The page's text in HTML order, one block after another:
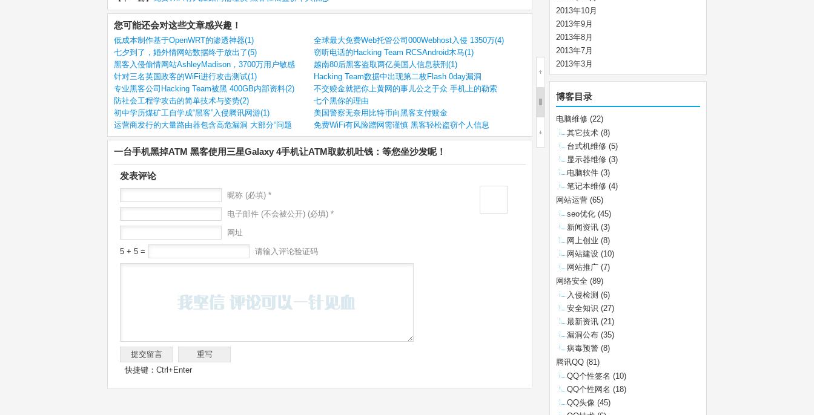
您可能还会对这些文章感兴趣！
低成本制作基于OpenWRT的渗透神器(1)
全球最大免费Web托管公司000Webhost入侵 1350万(4)
七夕到了，婚外情网站数据终于放出了(5)
窃听电话的Hacking Team RCSAndroid木马(1)
黑客入侵偷情网站AshleyMadison，3700万用户敏感
越南80后黑客盗取两亿美国人信息获刑(1)
针对三名英国政客的WiFi进行攻击测试(1)
Hacking Team数据中出现第二枚Flash 0day漏洞
专业黑客公司Hacking Team被黑 400GB内部资料(2)
不交赎金就把你上黄网的事儿公之于众 手机上的勒索
防社会工程学攻击的简单技术与姿势(2)
七个黑你的理由
初中学历煤矿工自学成“黑客”入侵腾讯网游(1)
美国警察无奈用比特币向黑客支付赎金
运营商发行的大量路由器包含高危漏洞 大部分“问题
免费WiFi有风险蹭网需谨慎 黑客轻松盗窃个人信息
一台手机黑掉ATM 黑客使用三星Galaxy 4手机让ATM取款机吐钱：等您坐沙发呢！
发表评论
昵称 (必填) *
电子邮件 (不会被公开) (必填) *
网址
5 + 5 = 请输入评论验证码
快捷键：Ctrl+Enter
2013年10月
2013年9月
2013年8月
2013年7月
2013年3月
博客目录
电脑维修 (22)
其它技术 (8)
台式机维修 (5)
显示器维修 (3)
电脑软件 (3)
笔记本维修 (4)
网站运营 (65)
seo优化 (45)
新闻资讯 (3)
网上创业 (8)
网站建设 (10)
网站推广 (7)
网络安全 (89)
入侵检测 (6)
安全知识 (27)
最新资讯 (21)
漏洞公布 (35)
病毒预警 (8)
腾讯QQ (81)
QQ个性签名 (10)
QQ个性网名 (18)
QQ头像 (45)